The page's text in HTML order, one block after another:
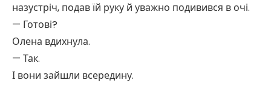
назустріч, подав їй руку й уважно подивився в очі.
— Готові?
Олена вдихнула.
— Так.
І вони зайшли всередину.